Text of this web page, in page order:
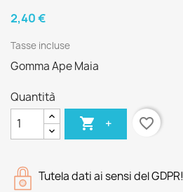
2,40 €
Tasse incluse
Gomma Ape Maia
Quantità
 + favorite_border
Tutela dati ai sensi del GDPR!